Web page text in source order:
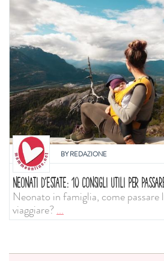
BYREDAZIONE
NEONATI D'ESTATE: 10 CONSIGLI UTILI PER
Neonato in famiglia, come passare
viaggiare?...